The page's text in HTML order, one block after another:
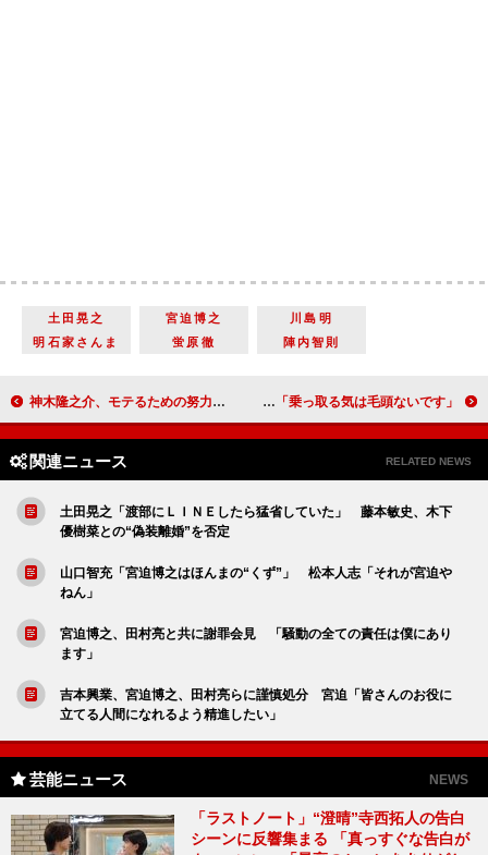
土田晃之 宮迫博之
川島明
明石家さんま
蛍原徹 陣内智則
神木隆之介、モテるための努力を告白 同級生の山田涼介は「かなりの天敵」 松本人志「『グッとラック！』からオファーがあった」 田村淳「乗っ取る気は毛頭ないです」
関連ニュース RELATED NEWS
土田晃之「渡部にＬＩＮＥしたら猛省していた」 藤本敏史、木下
優樹菜との“偽装離婚”を否定
山口智充「宮迫博之はほんまの“くず”」 松本人志「それが宮迫や
ねん」
宮迫博之、田村亮と共に謝罪会見 「騒動の全ての責任は僕にあり
ます」
吉本興業、宮迫博之、田村亮らに謹慎処分 宮迫「皆さんのお役に
立てる人間になれるよう精進したい」
芸能ニュース NEWS
「ラストノート」“澄晴”寺西拓人の告白
シーンに反響集まる 「真っすぐな告白が